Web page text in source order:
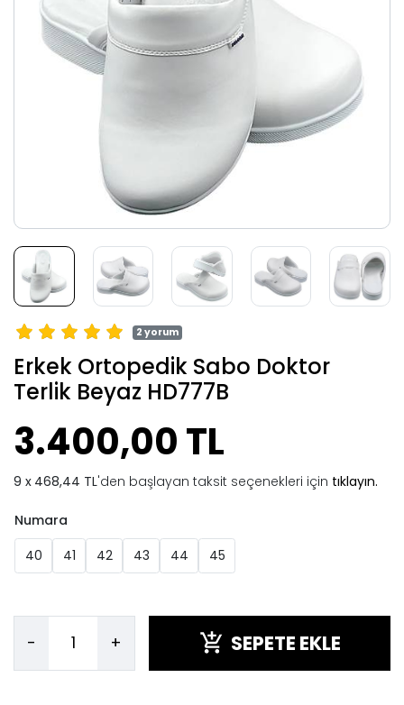
2 yorum
Erkek Ortopedik Sabo Doktor
Terlik Beyaz HD777B
3.400,00 TL
468,44 TL'den başlayan taksit seçenekleri için tıklayın.
Numara
40
41 42 43 44 45
- + SEPETE EKLE